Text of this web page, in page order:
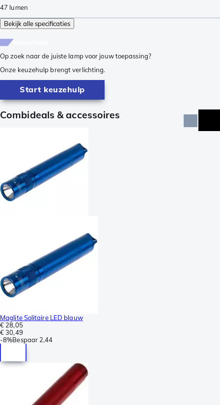
47 lumen
Bekijk alle specificaties
Op zoek naar de juiste lamp voor jouw toepassing?
Onze keuzehulp brengt verlichting.
Start keuzehulp
Combideals & accessoires
Maglite Solitaire LED blauw
€ 28,05
€ 30,49
-8%Bespaar 2,44